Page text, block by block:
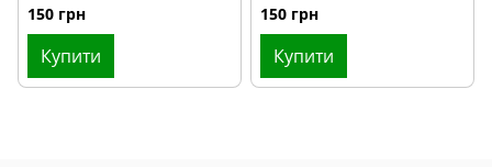
150 грн
Купити
150 грн
Купити